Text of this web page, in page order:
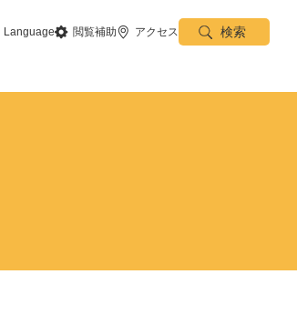
Language 閲覧補助 アクセス 検索